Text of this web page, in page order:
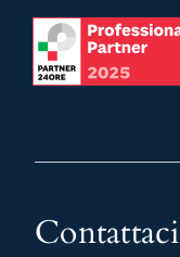
Contattaci